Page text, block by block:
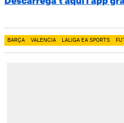
BARÇA VALENCIA LALIGA EA SPORTS